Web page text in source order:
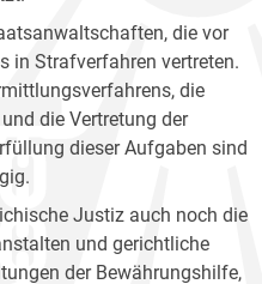
die vor
in Strafverfahren vertreten.
die
die Vertretung der
dieser Aufgaben sind
Justiz auch noch die
und gerichtliche
der Bewährungshilfe,